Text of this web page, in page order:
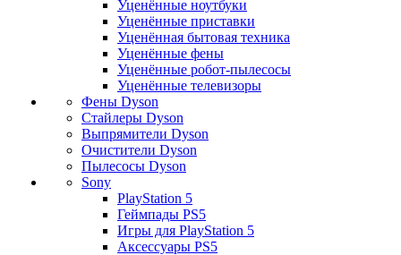
Уценённые ноутбуки
Уценённые приставки
Уценённая бытовая техника
Уценённые фены
Уценённые робот-пылесосы
Уценённые телевизоры
Фены Dyson
Стайлеры Dyson
Выпрямители Dyson
Очистители Dyson
Пылесосы Dyson
Sony
PlayStation 5
Геймпады PS5
Игры для PlayStation 5
Аксессуары PS5